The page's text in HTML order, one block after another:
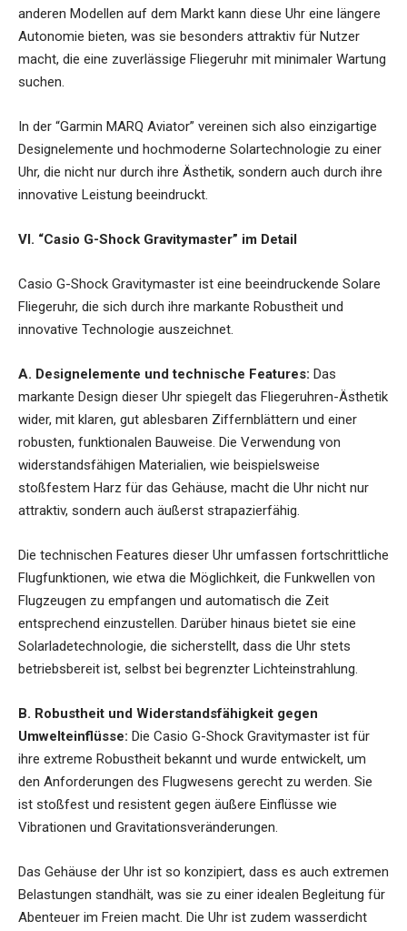
anderen Modellen auf dem Markt kann diese Uhr eine längere
Autonomie bieten, was sie besonders attraktiv für Nutzer
macht, die eine zuverlässige Fliegeruhr mit minimaler Wartung
suchen.
In der “Garmin MARQ Aviator” vereinen sich also einzigartige
Designelemente und hochmoderne Solartechnologie zu einer
Uhr, die nicht nur durch ihre Ästhetik, sondern auch durch ihre
innovative Leistung beeindruckt.
VI. “Casio G-Shock Gravitymaster” im Detail
Casio G-Shock Gravitymaster ist eine beeindruckende Solare
Fliegeruhr, die sich durch ihre markante Robustheit und
innovative Technologie auszeichnet.
A. Designelemente und technische Features: Das
markante Design dieser Uhr spiegelt das Fliegeruhren-Ästhetik
wider, mit klaren, gut ablesbaren Ziffernblättern und einer
robusten, funktionalen Bauweise. Die Verwendung von
widerstandsfähigen Materialien, wie beispielsweise
stoßfestem Harz für das Gehäuse, macht die Uhr nicht nur
attraktiv, sondern auch äußerst strapazierfähig.
Die technischen Features dieser Uhr umfassen fortschrittliche
Flugfunktionen, wie etwa die Möglichkeit, die Funkwellen von
Flugzeugen zu empfangen und automatisch die Zeit
entsprechend einzustellen. Darüber hinaus bietet sie eine
Solarladetechnologie, die sicherstellt, dass die Uhr stets
betriebsbereit ist, selbst bei begrenzter Lichteinstrahlung.
B. Robustheit und Widerstandsfähigkeit gegen
Umwelteinflüsse: Die Casio G-Shock Gravitymaster ist für
ihre extreme Robustheit bekannt und wurde entwickelt, um
den Anforderungen des Flugwesens gerecht zu werden. Sie
ist stoßfest und resistent gegen äußere Einflüsse wie
Vibrationen und Gravitationsveränderungen.
Das Gehäuse der Uhr ist so konzipiert, dass es auch extremen
Belastungen standhält, was sie zu einer idealen Begleitung für
Abenteuer im Freien macht. Die Uhr ist zudem wasserdicht